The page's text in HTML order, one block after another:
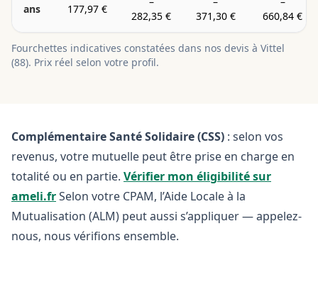
ans
177,97 €
282,35 €
371,30 €
660,84 €
Fourchettes indicatives constatées dans nos devis à Vittel
(88). Prix réel selon votre profil.
Complémentaire Santé Solidaire (CSS) : selon vos
revenus, votre mutuelle peut être prise en charge en
totalité ou en partie. Vérifier mon éligibilité sur
ameli.frSelon votre CPAM, l’Aide Locale à la
Mutualisation (ALM) peut aussi s’appliquer — appelez-
nous, nous vérifions ensemble.